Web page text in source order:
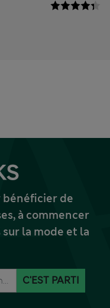
bénéficier de
à commencer
la mode et la
C'EST PARTI